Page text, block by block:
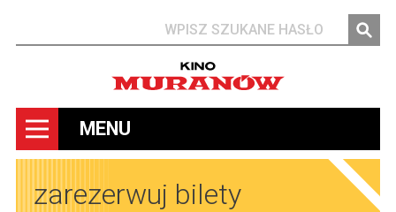
MENU
zarezerwuj bilety